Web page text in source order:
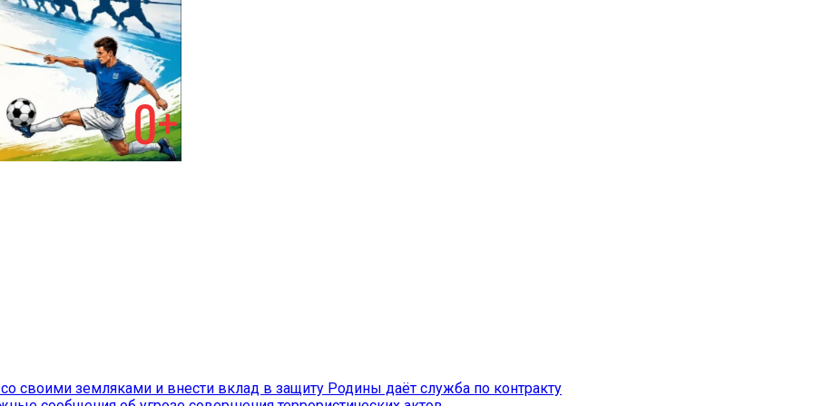
своими земляками и внести вклад в защиту Родины даёт служба по контракту